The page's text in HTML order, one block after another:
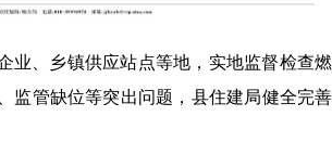
业、乡镇供应站点等地，实地监督检查
监管缺位等突出问题，县住建局健全完